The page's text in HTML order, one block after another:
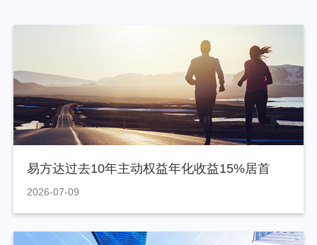
易方达过去10年主动权益年化收益15%居首
2026-07-09